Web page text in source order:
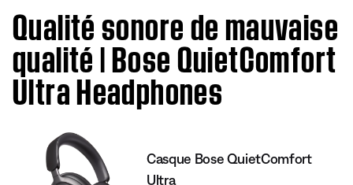
Qualité sonore de mauvaise
qualité | Bose QuietComfort
Ultra Headphones
Casque Bose QuietComfort
Ultra